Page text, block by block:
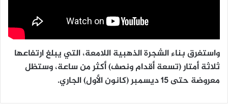
واستغرق بناء الشجرة الذهبية اللامعة، التي يبلغ ارتفاعها
ثلاثة أمتار (تسعة أقدام ونصف) أكثر من ساعة، وستظل
معروضة حتى 15 ديسمبر (كانون الأول) الجاري.